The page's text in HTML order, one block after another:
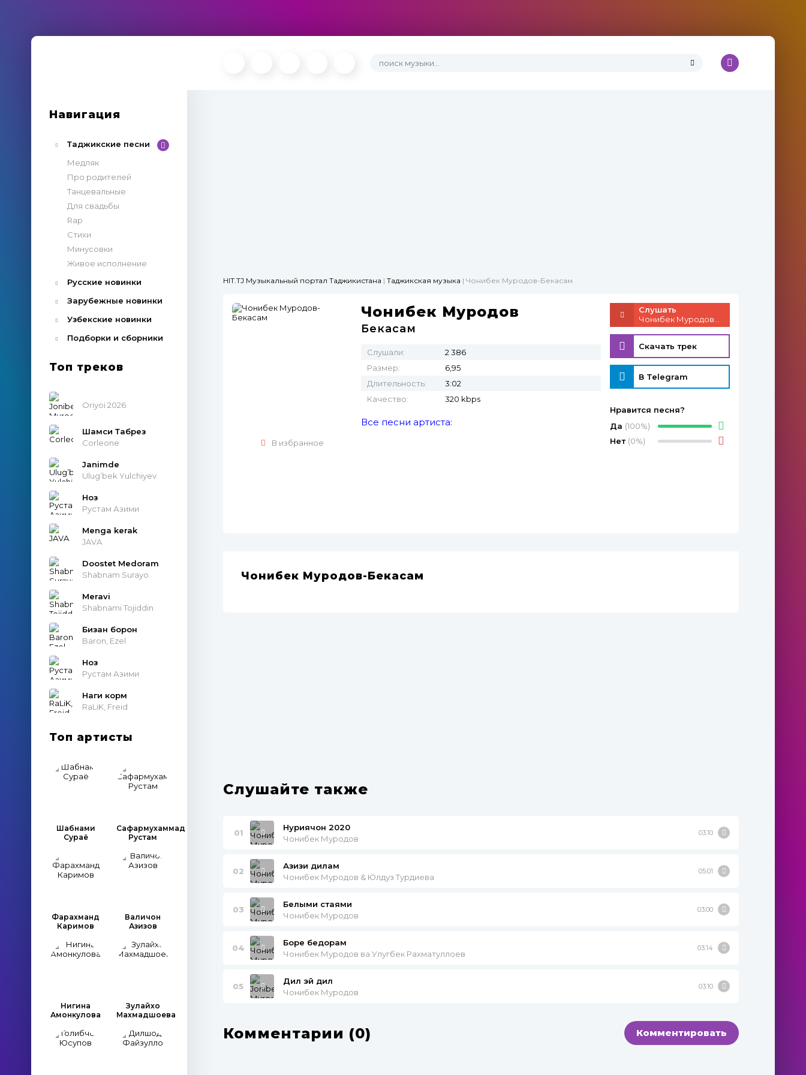
Навигация
Таджикские песни
Медляк
Про родителей
Танцевальные
Для свадьбы
Rap
Стихи
Минусовки
Живое исполнение
Русские новинки
Зарубежные новинки
Узбекские новинки
Подборки и сборники
Топ треков
Oriyoi 2026
Шамси Табрез
Corleone
Janimde
Ulug’bek Yulchiyev
Ноз
Рустам Азими
Menga kerak
JAVA
Doostet Medoram
Shabnam Surayo
Meravi
Shabnami Tojiddin
Бизан борон
Baron, Ezel
Ноз
Рустам Азими
Наги корм
RaLiK, Freid
Топ артисты
Шабнами
Сураё
Сафармухаммад
Рустам
Фарахманд
Каримов
Валичон
Азизов
Нигина
Амонкулова
Зулайхо
Махмадшоева
HIT.TJ Музыкальный портал Таджикистана | Таджикская музыка | Чонибек Муродов-Бекасам
В избранное
Чонибек Муродов
Бекасам
Слушали:
2 386
Размер:
6,95
Длительность:
3:02
Качество:
320 kbps
Все песни артиста:
Слушать
Скачать трек
В Telegram
Нравится песня?
Да (100%)
Нет (0%)
Чонибек Муродов-Бекасам
Слушайте также
01
Нуриячон 2020
Чонибек Муродов
03:10
02
Азизи дилам
Чонибек Муродов & Юлдуз Турдиева
05:01
03
Белыми стаями
Чонибек Муродов
03:00
04
Боре бедорам
Чонибек Муродов ва Улугбек Рахматуллоев
03:14
05
Дил эй дил
Чонибек Муродов
03:10
Комментарии (0) Комментировать